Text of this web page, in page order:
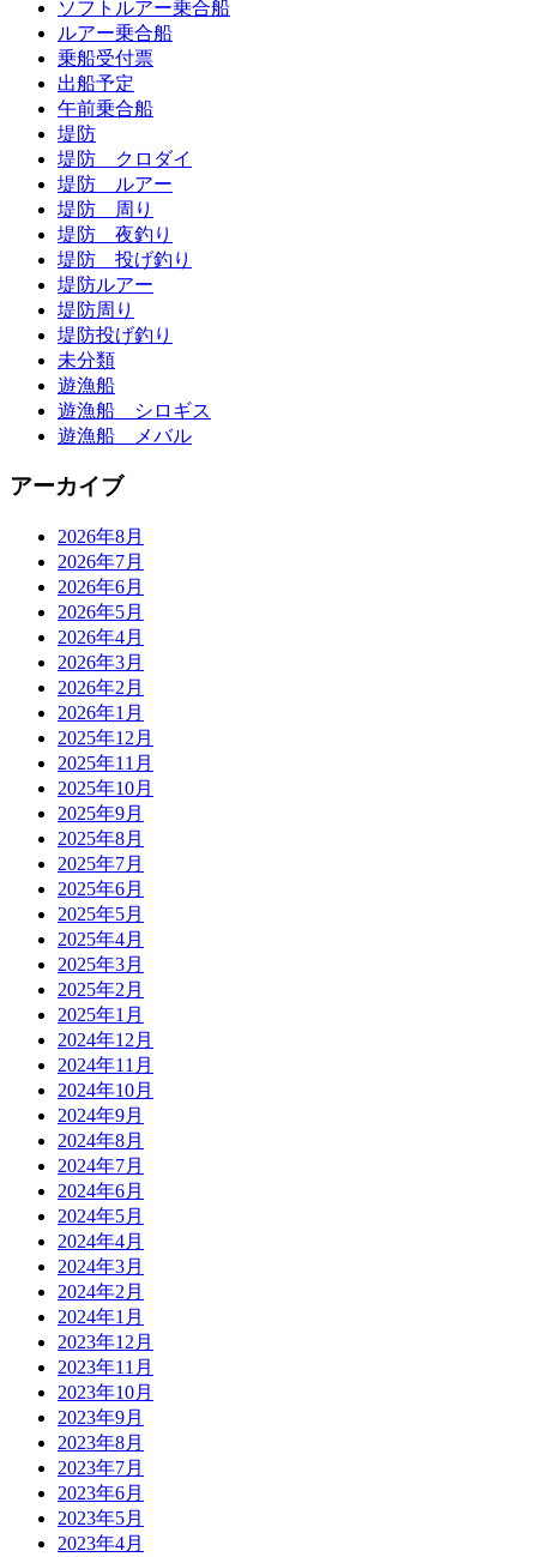
ソフトルアー乗合船
ルアー乗合船
乗船受付票
出船予定
午前乗合船
堤防
堤防 クロダイ
堤防 ルアー
堤防 周り
堤防 夜釣り
堤防 投げ釣り
堤防ルアー
堤防周り
堤防投げ釣り
未分類
遊漁船
遊漁船 シロギス
遊漁船 メバル
アーカイブ
2026年8月
2026年7月
2026年6月
2026年5月
2026年4月
2026年3月
2026年2月
2026年1月
2025年12月
2025年11月
2025年10月
2025年9月
2025年8月
2025年7月
2025年6月
2025年5月
2025年4月
2025年3月
2025年2月
2025年1月
2024年12月
2024年11月
2024年10月
2024年9月
2024年8月
2024年7月
2024年6月
2024年5月
2024年4月
2024年3月
2024年2月
2024年1月
2023年12月
2023年11月
2023年10月
2023年9月
2023年8月
2023年7月
2023年6月
2023年5月
2023年4月